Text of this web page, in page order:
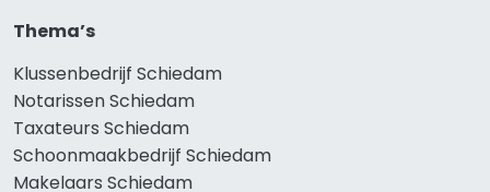
Thema’s
Klussenbedrijf Schiedam
Notarissen Schiedam
Taxateurs Schiedam
Schoonmaakbedrijf Schiedam
Makelaars Schiedam